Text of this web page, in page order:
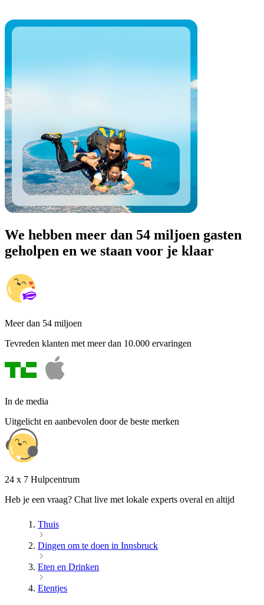
We hebben meer dan 54 miljoen gasten
geholpen en we staan voor je klaar
Meer dan 54 miljoen
Tevreden klanten met meer dan 10.000 ervaringen
In de media
Uitgelicht en aanbevolen door de beste merken
24 x 7 Hulpcentrum
Heb je een vraag? Chat live met lokale experts overal en altijd
Thuis
Dingen om te doen in Innsbruck
Eten en Drinken
Etentjes